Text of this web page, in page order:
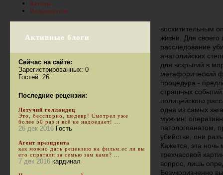
восхитительным
жизни. Для
расследование
анатолийских
для вскрытий в
метафорический
процедура -
страшных
полицейского
одна из самых
мужчин:
патологоанатом,
убийстве, они
Кажется, эта ночь
трехчасовой
вопрос, лишь
Безукоризненно
Актеры
Пользователи
Активные блоги
Сейчас на сайте:
Зарегистрированных: 0
Гостей: 26
Последние рецензии:
Летучий голландец
Это, бесспорно, шедевр! Смотрел уже
более 50 раз и всё не надоедает! ...
26 дек 2016 Гость
Агент президента
как можно дать рецензию на фильм.ес ли вы
его спрятали за семью зам ками? ...
7 дек 2016 кардинал